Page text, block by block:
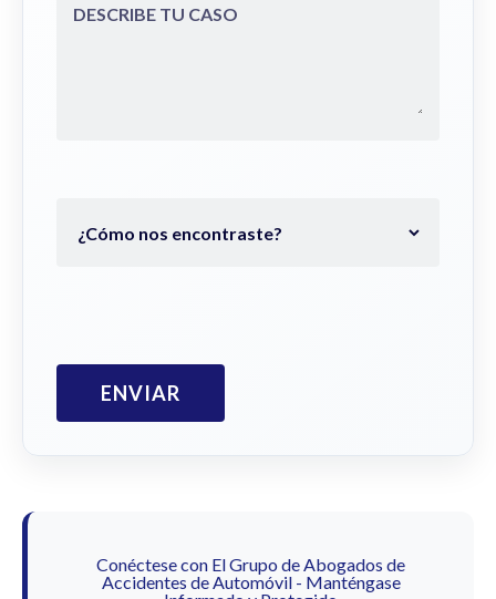
Conéctese con El Grupo de Abogados de
Accidentes de Automóvil - Manténgase